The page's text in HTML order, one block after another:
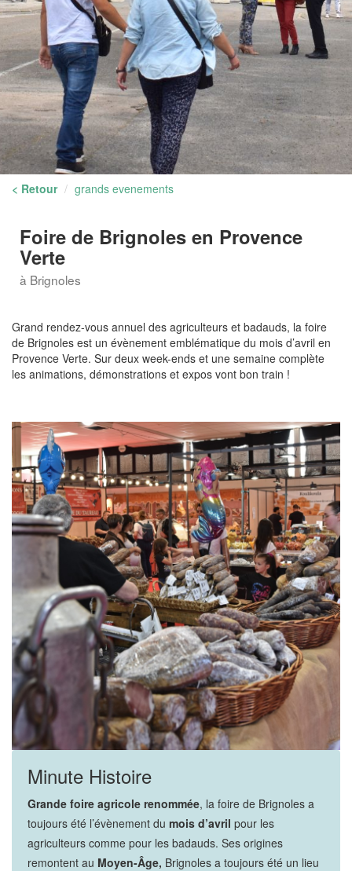
< Retour grands evenements
Foire de Brignoles en Provence
Verte
à Brignoles
Grand rendez-vous annuel des agriculteurs et badauds, la foire
de Brignoles est un évènement emblématique du mois d’avril en
Provence Verte. Sur deux week-ends et une semaine complète
les animations, démonstrations et expos vont bon train !
Minute Histoire
Grande foire agricole renommée, la foire de Brignoles a
toujours été l’évènement du mois d’avril pour les
agriculteurs comme pour les badauds. Ses origines
remontent au Moyen-Âge, Brignoles a toujours été un lieu